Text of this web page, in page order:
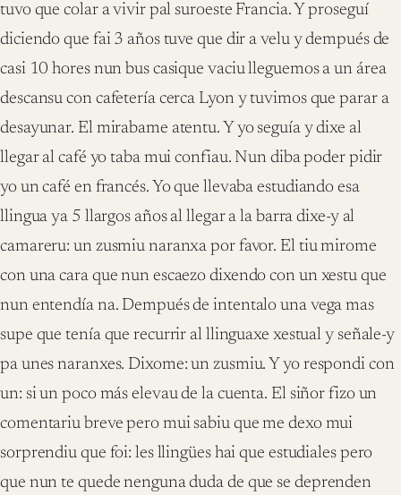
tuvo que colar a vivir pal suroeste Francia. Y proseguí
diciendo que fai 3 años tuve que dir a velu y dempués de
casi 10 hores nun bus casique vaciu lleguemos a un área
descansu con cafetería cerca Lyon y tuvimos que parar a
desayunar. El mirabame atentu. Y yo seguía y dixe al
llegar al café yo taba mui confiau. Nun diba poder pidir
yo un café en francés. Yo que llevaba estudiando esa
llingua ya 5 llargos años al llegar a la barra dixe-y al
camareru: un zusmiu naranxa por favor. El tiu mirome
con una cara que nun escaezo dixendo con un xestu que
nun entendía na. Dempués de intentalo una vega mas
supe que tenía que recurrir al llinguaxe xestual y señale-y
pa unes naranxes. Dixome: un zusmiu. Y yo respondi con
un: si un poco más elevau de la cuenta. El siñor fizo un
comentariu breve pero mui sabiu que me dexo mui
sorprendiu que foi: les llingües hai que estudiales pero
que nun te quede nenguna duda de que se deprenden